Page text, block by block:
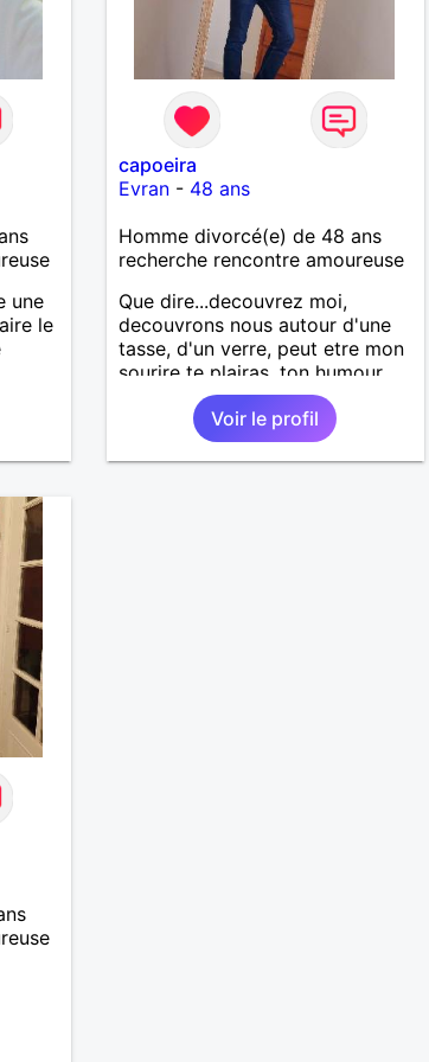
Mes
,vtt
d
je
fin
J
je
je
une
le
capoeira
Evran- 48 ans
Homme divorcé(e) de 48 ans
recherche rencontre amoureuse
Que dire...decouvrez moi,
decouvrons nous autour d'une
tasse, d'un verre, peut etre mon
sourire te plairas, ton humour
me fera pouffer.. en tout cas on
a tout a gagner.Voir le profil